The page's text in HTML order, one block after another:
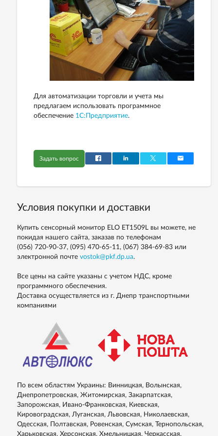
Для автоматизации торговли и учета мы
предлагаем использовать программное
обеспечение 1С:Предприятие.
Задать вопрос
Условия покупки и доставки
Купить сенсорный монитор ELO ET1509L вы можете, не
покидая нашего сайта, заказав по телефонам
(056) 720-90-37, (095) 470-65-11, (067) 384-69-83 или
электронной почте vostok@pkf.dp.ua.
Все цены на сайте указаны с учетом НДС, кроме
программного обеспечения.
Доставка осуществляется из г. Днепр транспортными
компаниями
По всем областям Украины: Винницкая, Волынская,
Днепропетровская, Житомирская, Закарпатская,
Запорожская, Ивано-Франковская, Киевская,
Кировоградская, Луганская, Львовская, Николаевская,
Одесская, Полтавская, Ровенская, Сумская, Тернопольская,
Харьковская, Херсонская, Хмельницкая, Черкасская,